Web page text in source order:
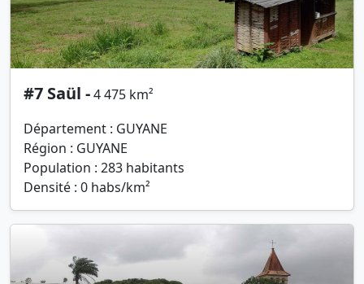
#7 Saül -4 475 km²
Département : GUYANE
Région : GUYANE
Population : 283 habitants
Densité : 0 habs/km²